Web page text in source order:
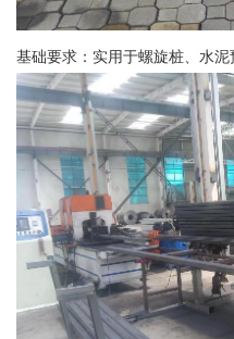
基础要求：实用于螺旋桩、水泥